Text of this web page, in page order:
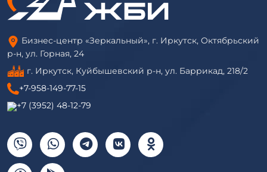
Бизнес-центр «Зеркальный», г. Иркутск, Октябрьский
р-н, ул. Горная, 24
г. Иркутск, Куйбышевский р-н, ул. Баррикад, 218/2
+7-958-149-77-15
+7 (3952) 48-12-79